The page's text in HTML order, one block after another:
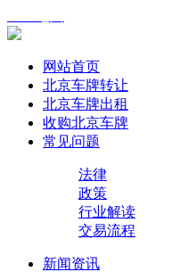
网站首页
北京车牌转让
北京车牌出租
收购北京车牌
常见问题
法律
政策
行业解读
交易流程
新闻资讯